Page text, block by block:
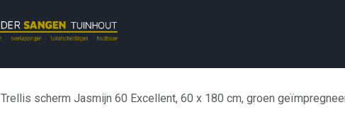
Trellis scherm Jasmijn 60 Excellent, 60 x 180 cm, groen